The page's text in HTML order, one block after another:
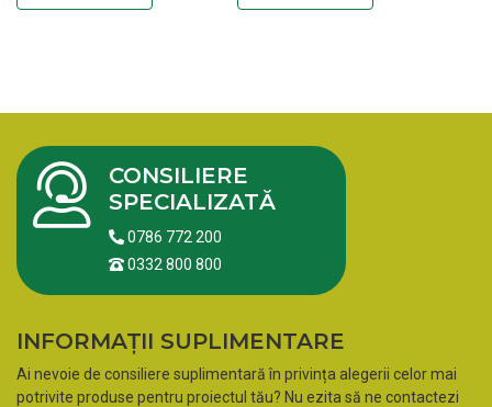
CONSILIERE
SPECIALIZATĂ
0786 772 200
0332 800 800
INFORMAȚII SUPLIMENTARE
Ai nevoie de consiliere suplimentară în privința alegerii celor mai
potrivite produse pentru proiectul tău? Nu ezita să ne contactezi